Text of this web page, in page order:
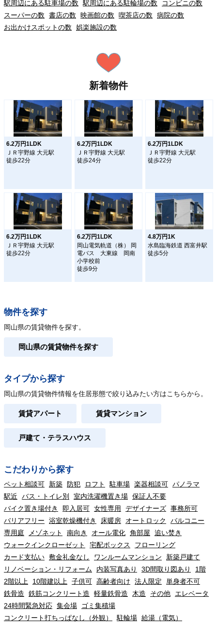
駅周辺にある駐車場の数 駅周辺にある駐輪場の数
コンビニの数
スーパーの数
書店の数 映画館の数 喫茶店の数
病院の数
お出かけスポットの数
娯楽施設の数
新着物件
6.2万円1LDK
ＪＲ宇野線 大元駅
徒歩22分
6.2万円1LDK
ＪＲ宇野線 大元駅
徒歩24分
6.2万円1LDK
ＪＲ宇野線 大元駅
徒歩22分
6.2万円1LDK
ＪＲ宇野線 大元駅
徒歩22分
6.2万円1LDK
岡山電気軌道（株） 岡
電バス 大東線 岡南
小学校前
徒歩9分
4.8万円1K
水島臨海鉄道 西富井駅
徒歩5分
物件を探す
岡山県の賃貸物件を探す。
岡山県の賃貸物件を探す
タイプから探す
岡山県の賃貸物件情報を住居形態で絞り込みたい方はこちらから。
賃貸アパート 賃貸マンション
戸建て・テラスハウス
こだわりから探す
ペット相談可 新築 防犯 ロフト 駐車場 楽器相談可 パノラマ
駅近
バス・トイレ別 室内洗濯機置き場 保証人不要
バイク置き場付き
即入居可 女性専用 デザイナーズ 事務所可
バリアフリー
浴室乾燥機付き 床暖房 オートロック
バルコニー
専用庭
メゾネット 南向き オール電化 角部屋
追い焚き
ウォークインクローゼット
宅配ボックス
フローリング
カード支払い 敷金礼金なし ワンルームマンション
新築戸建て
リノベーション・リフォーム
内装写真あり 3D間取り図あり
1階
2階以上
10階建以上 子供可 高齢者向け 法人限定
単身者不可
鉄骨造
鉄筋コンクリート造 軽量鉄骨造 木造 その他
エレベータ
24時間緊急対応 集会場
ゴミ集積場
コンクリート打ちっぱなし（外観）
駐輪場 給湯（電気）